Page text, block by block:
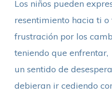
Los niños pueden
resentimiento hacia ti
frustración por los
teniendo que
un sentido de
debieran ir cediendo